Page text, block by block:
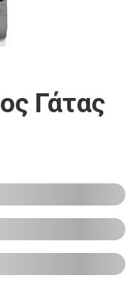
Γάτας